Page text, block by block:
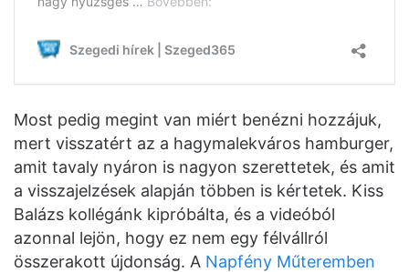
Most pedig megint van miért benézni hozzájuk,
mert visszatért az a hagymalekváros hamburger,
amit tavaly nyáron is nagyon szerettetek, és amit
a visszajelzések alapján többen is kértetek. Kiss
Balázs kollégánk kipróbálta, és a videóból
azonnal lejön, hogy ez nem egy félvállról
összerakott újdonság. A Napfény Műteremben